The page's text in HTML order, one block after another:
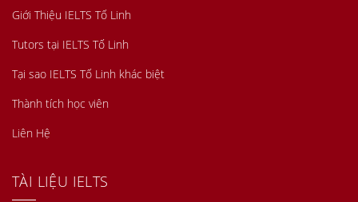
Giới Thiệu IELTS Tố Linh
Tutors tại IELTS Tố Linh
Tại sao IELTS Tố Linh khác biệt
Thành tích học viên
Liên Hệ
TÀI LIỆU IELTS